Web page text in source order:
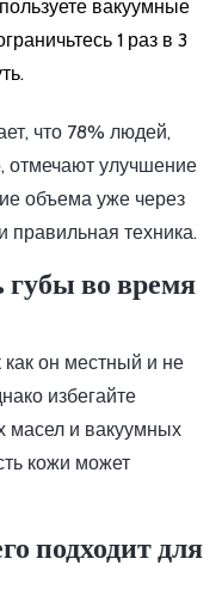
вакуумные
1 раз в 3
что 78% людей,
отмечают улучшение
объема уже через
правильная техника.
во время
как он местный и не
избегайте
масел и вакуумных
кожи может
подходит для